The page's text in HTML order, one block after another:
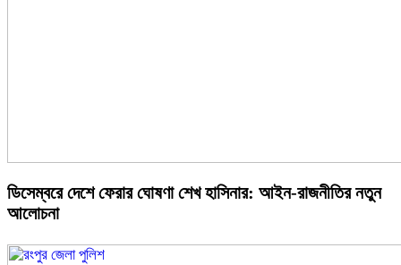
ডিসেম্বরে দেশে ফেরার ঘোষণা শেখ হাসিনার: আইন-রাজনীতির নতুন
আলোচনা